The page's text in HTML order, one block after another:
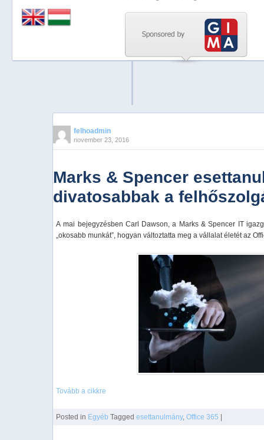
felhoadmin
november 23, 2016
Marks & Spencer
divatosabbak a
A mai bejegyzésben Carl Dawson, a Marks & Spencer IT
„okosabb munkát”, hogyan változtatta meg a vállalat életét az
Tovább a cikkre
Posted in Egyéb Tagged esettanulmány, Office 365 |